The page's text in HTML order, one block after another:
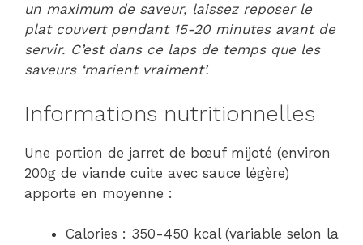
un maximum de saveur, laissez reposer le
plat couvert pendant 15-20 minutes avant de
servir. C’est dans ce laps de temps que les
saveurs ‘marient vraiment’.
Informations nutritionnelles
Une portion de jarret de bœuf mijoté (environ
200g de viande cuite avec sauce légère)
apporte en moyenne :
Calories : 350-450 kcal (variable selon la